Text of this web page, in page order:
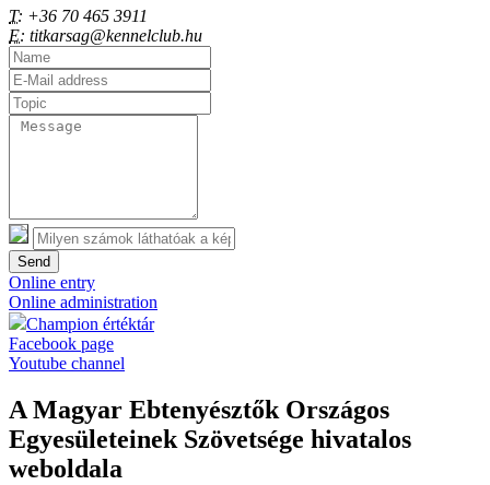
T: +36 70 465 3911
E: titkarsag@kennelclub.hu
Send
Online entry
Online administration
Champion értéktár
Facebook page
Youtube channel
A Magyar Ebtenyésztők Országos
Egyesületeinek Szövetsége hivatalos
weboldala